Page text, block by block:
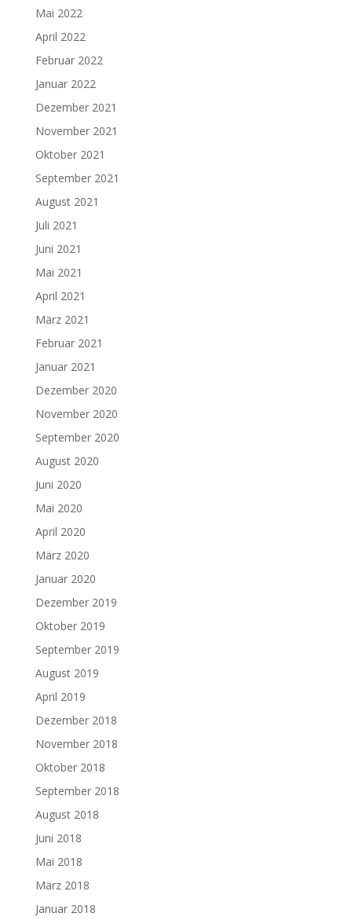
Mai 2022
April 2022
Februar 2022
Januar 2022
Dezember 2021
November 2021
Oktober 2021
September 2021
August 2021
Juli 2021
Juni 2021
Mai 2021
April 2021
März 2021
Februar 2021
Januar 2021
Dezember 2020
November 2020
September 2020
August 2020
Juni 2020
Mai 2020
April 2020
März 2020
Januar 2020
Dezember 2019
Oktober 2019
September 2019
August 2019
April 2019
Dezember 2018
November 2018
Oktober 2018
September 2018
August 2018
Juni 2018
Mai 2018
März 2018
Januar 2018